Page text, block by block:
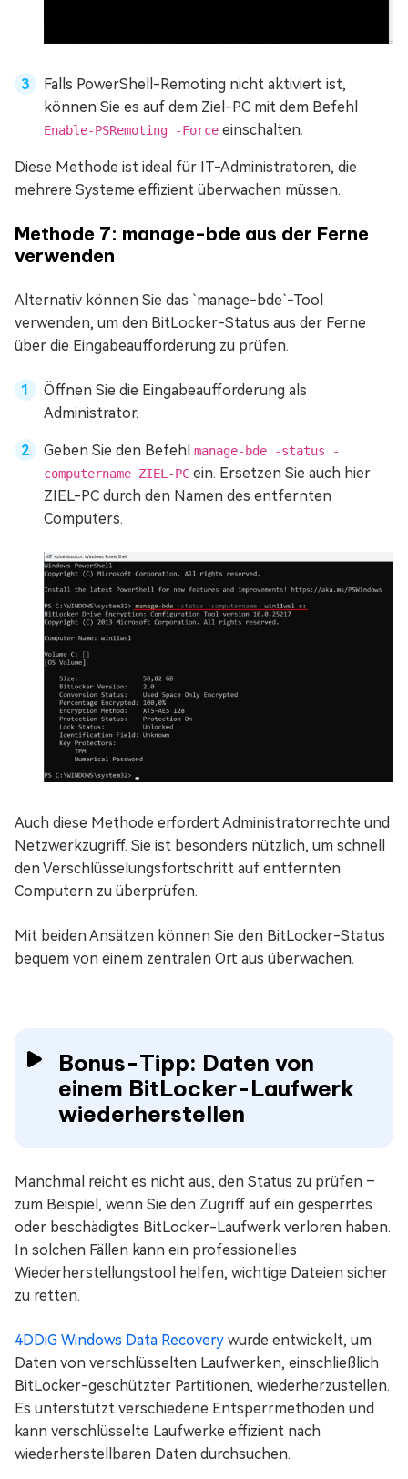
Falls PowerShell-Remoting nicht aktiviert ist,
können Sie es auf dem Ziel-PC mit dem Befehl
Enable-PSRemoting -Force einschalten.
Diese Methode ist ideal für IT-Administratoren, die
mehrere Systeme effizient überwachen müssen.
Methode 7: manage-bde aus der Ferne
verwenden
Alternativ können Sie das `manage-bde`-Tool
verwenden, um den BitLocker-Status aus der Ferne
über die Eingabeaufforderung zu prüfen.
Öffnen Sie die Eingabeaufforderung als
Administrator.
Geben Sie den Befehl manage-bde -status -
computername ZIEL-PC ein. Ersetzen Sie auch hier
ZIEL-PC durch den Namen des entfernten
Computers.
Auch diese Methode erfordert Administratorrechte und
Netzwerkzugriff. Sie ist besonders nützlich, um schnell
den Verschlüsselungsfortschritt auf entfernten
Computern zu überprüfen.
Mit beiden Ansätzen können Sie den BitLocker-Status
bequem von einem zentralen Ort aus überwachen.
Bonus-Tipp: Daten von
einem BitLocker-Laufwerk
wiederherstellen
Manchmal reicht es nicht aus, den Status zu prüfen –
zum Beispiel, wenn Sie den Zugriff auf ein gesperrtes
oder beschädigtes BitLocker-Laufwerk verloren haben.
In solchen Fällen kann ein professionelles
Wiederherstellungstool helfen, wichtige Dateien sicher
zu retten.
4DDiG Windows Data Recovery wurde entwickelt, um
Daten von verschlüsselten Laufwerken, einschließlich
BitLocker-geschützter Partitionen, wiederherzustellen.
Es unterstützt verschiedene Entsperrmethoden und
kann verschlüsselte Laufwerke effizient nach
wiederherstellbaren Daten durchsuchen.